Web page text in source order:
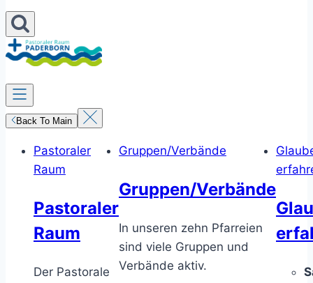
Back To Main
Pastoraler
Raum
Pastoraler
Raum
Der Pastorale
Gruppen/Verbände
Gruppen/Verbände
In unseren zehn Pfarreien
sind viele Gruppen und
Verbände aktiv.